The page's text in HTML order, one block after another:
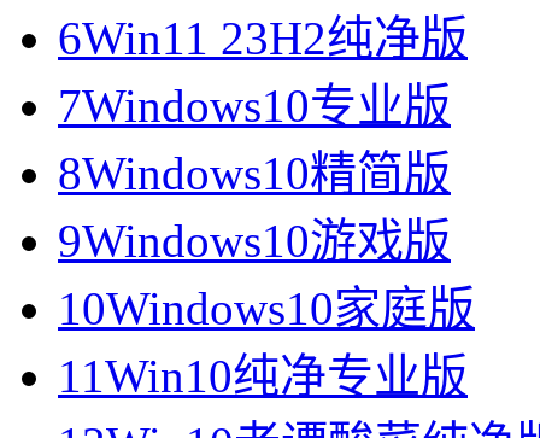
6Win11 23H2纯净版
7Windows10专业版
8Windows10精简版
9Windows10游戏版
10Windows10家庭版
11Win10纯净专业版